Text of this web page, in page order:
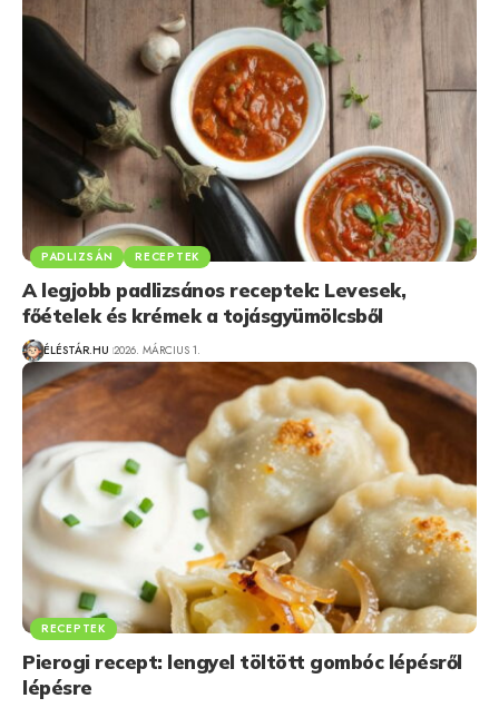
PADLIZSÁN RECEPTEK
A legjobb padlizsános receptek: Levesek,
főételek és krémek a tojásgyümölcsből
ÉLÉSTÁR.HU 2026. MÁRCIUS 1.
RECEPTEK
Pierogi recept: lengyel töltött gombóc lépésről
lépésre